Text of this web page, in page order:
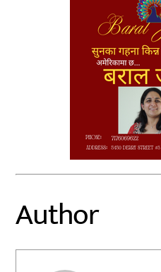
Author